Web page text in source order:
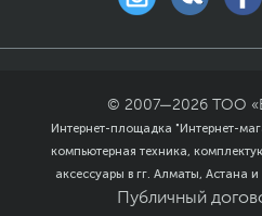
© 2007—2026
ТОО
Интернет-площадка "Интернет-
компьютерная техника,
аксессуары в гг. Алматы, Астана
Публичный